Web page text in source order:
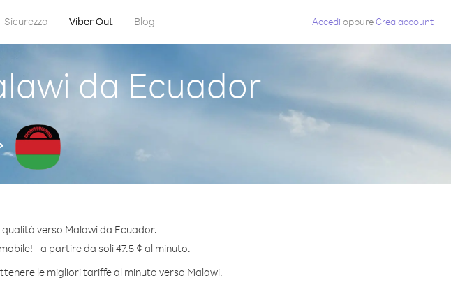
Sicurezza Viber Out Blog Accedi oppureCrea account
da Ecuador
verso Malawi da Ecuador.
- a partire da soli 47.5 ¢ al minuto.
le migliori tariffe al minuto verso Malawi.